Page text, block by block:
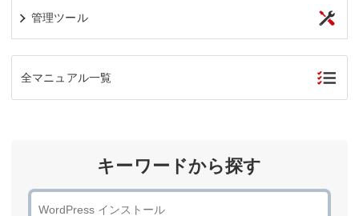
管理ツール
全マニュアル一覧
キーワードから探す